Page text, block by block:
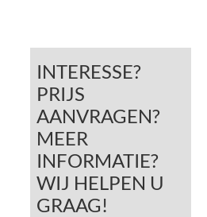
INTERESSE?
PRIJS
AANVRAGEN?
MEER
INFORMATIE?
WIJ HELPEN U
GRAAG!